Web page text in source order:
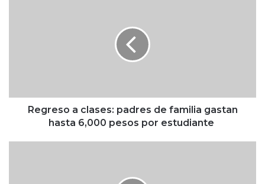
c
Regreso a clases: padres de familia gastan
hasta 6,000 pesos por estudiante